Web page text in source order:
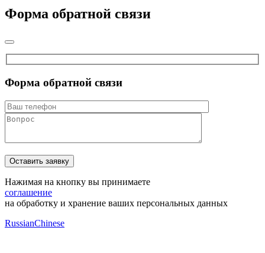
Форма обратной связи
Форма обратной связи
Нажимая на кнопку вы принимаете
соглашение
на обработку и хранение ваших персональных данных
RussianChinese